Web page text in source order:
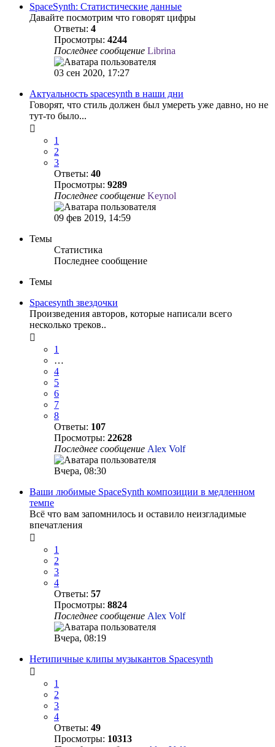
SpaceSynth: Cтатистические данные
Давайте посмотрим что говорят цифры
Ответы: 4
Просмотры: 4244
Последнее сообщение Librina
03 сен 2020, 17:27
Актуальность spacesynth в наши дни
Говорят, что стиль должен был умереть уже давно, но не
тут-то было...
1
2
3
Ответы: 40
Просмотры: 9289
Последнее сообщение Keynol
09 фев 2019, 14:59
Темы
Статистика
Последнее сообщение
Темы
Spacesynth звездочки
Произведения авторов, которые написали всего
несколько треков..
1
…
4
5
6
7
8
Ответы: 107
Просмотры: 22628
Последнее сообщение Alex Volf
Вчера, 08:30
Ваши любимые SpaceSynth композиции в медленном
темпе
Всё что вам запомнилось и оставило неизгладимые
впечатления
1
2
3
4
Ответы: 57
Просмотры: 8824
Последнее сообщение Alex Volf
Вчера, 08:19
Нетипичные клипы музыкантов Spacesynth
1
2
3
4
Ответы: 49
Просмотры: 10313